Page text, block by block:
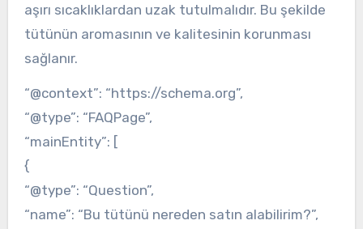
aşırı sıcaklıklardan uzak tutulmalıdır. Bu şekilde
tütünün aromasının ve kalitesinin korunması
sağlanır.
“@context”: “https://schema.org”,
“@type”: “FAQPage”,
“mainEntity”: [
{
“@type”: “Question”,
“name”: “Bu tütünü nereden satın alabilirim?”,